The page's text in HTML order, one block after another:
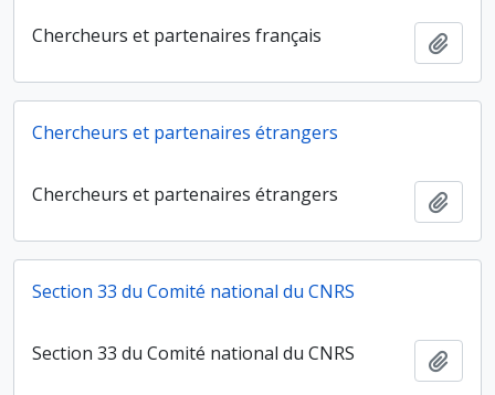
Chercheurs et partenaires français
Chercheurs et partenaires étrangers
Chercheurs et partenaires étrangers
Section 33 du Comité national du CNRS
Section 33 du Comité national du CNRS